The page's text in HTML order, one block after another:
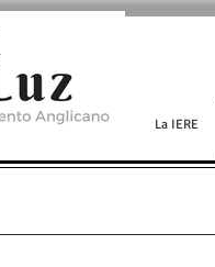
La IERE